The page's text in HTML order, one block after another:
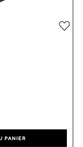
PANIER